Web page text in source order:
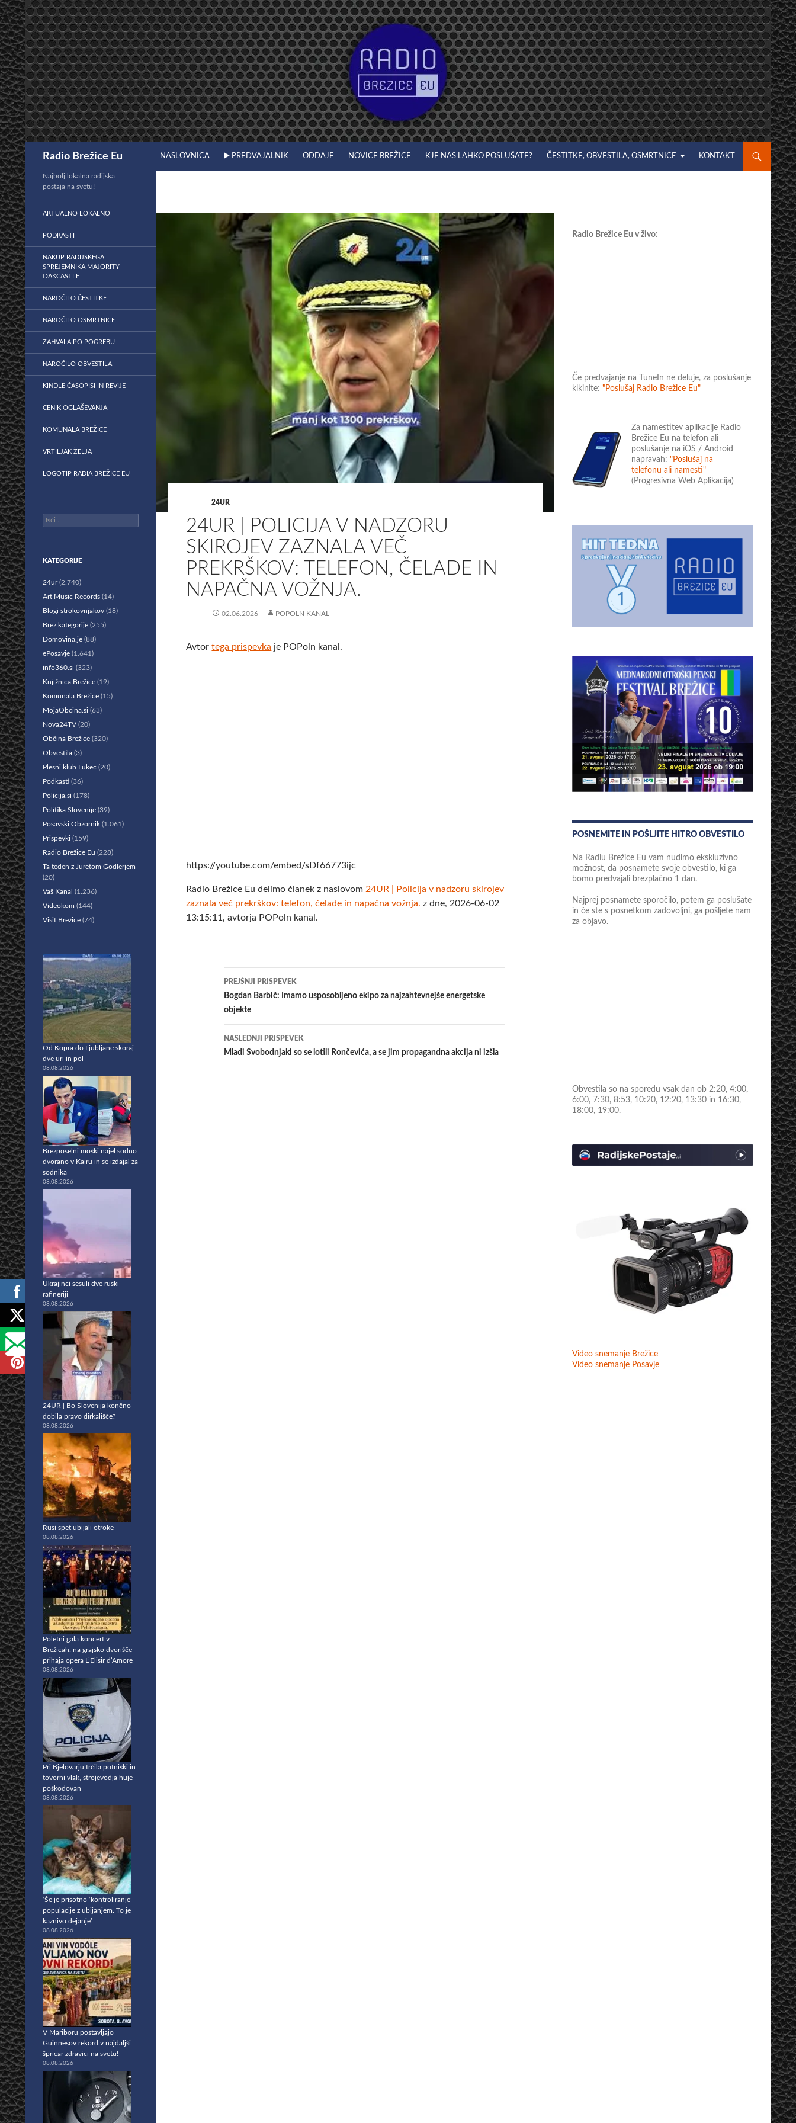
Preskoči
na
vsebino
Radio Brežice Eu NASLOVNICA ▶️ PREDVAJALNIK ODDAJE NOVICE BREŽICE KJE NAS LAHKO POSLUŠATE? ČESTITKE, OBVESTILA, OSMRTNICE KONTAKT
24UR
24UR | POLICIJA V NADZORU
SKIROJEV ZAZNALA VEČ
PREKRŠKOV: TELEFON, ČELADE IN
NAPAČNA VOŽNJA.
02.06.2026 POPOLN KANAL
Avtortega prispevka je POPoln kanal.
https://youtube.com/embed/sDf66773ijc
Radio Brežice Eu delimo članek z naslovom24UR | Policija v nadzoru skirojev
zaznala več prekrškov: telefon, čelade in napačna vožnja. z dne, 2026-06-02
13:15:11, avtorja POPoln kanal.
Krmarjenje
po
prispevkih
PREJŠNJI PRISPEVEK
Bogdan Barbič: Imamo usposobljeno ekipo za najzahtevnejše energetske
objekte
NASLEDNJI PRISPEVEK
Mladi Svobodnjaki so se lotili Rončevića, a se jim propagandna akcija ni izšla
Radio Brežice Eu v živo:
Če predvajanje na TuneIn ne deluje, za poslušanje
klkinite: "Poslušaj Radio Brežice Eu"
Za namestitev aplikacije Radio
Brežice Eu na telefon ali
poslušanje na iOS / Android
napravah: "Poslušaj na
telefonu ali namesti"
(Progresivna Web Aplikacija)
POSNEMITE IN POŠLJITE HITRO OBVESTILO
Na Radiu Brežice Eu vam nudimo ekskluzivno
možnost, da posnamete svoje obvestilo, ki ga
bomo predvajali brezplačno 1 dan.
Najprej posnamete sporočilo, potem ga poslušate
in če ste s posnetkom zadovoljni, ga pošljete nam
za objavo.
Obvestila so na sporedu vsak dan ob 2:20, 4:00,
6:00, 7:30, 8:53, 10:20, 12:20, 13:30 in 16:30,
18:00, 19:00.
Video snemanje Brežice
Video snemanje Posavje
Najbolj lokalna radijska
postaja na svetu!
AKTUALNO LOKALNO
PODKASTI
NAKUP RADIJSKEGA
SPREJEMNIKA MAJORITY
OAKCASTLE
NAROČILO ČESTITKE
NAROČILO OSMRTNICE
ZAHVALA PO POGREBU
NAROČILO OBVESTILA
KINDLE ČASOPISI IN REVIJE
CENIK OGLAŠEVANJA
KOMUNALA BREŽICE
VRTILJAK ŽELJA
LOGOTIP RADIA BREŽICE EU
Išči:
KATEGORIJE
24ur(2.740)
Art Music Records (14)
Blogi strokovnjakov (18)
Brez kategorije (255)
Domovina.je (88)
ePosavje (1.641)
info360.si (323)
Knjižnica Brežice (19)
Komunala Brežice (15)
MojaObcina.si (63)
Nova24TV (20)
Občina Brežice (320)
Obvestila (3)
Plesni klub Lukec (20)
Podkasti (36)
Policija.si (178)
Politika Slovenije (39)
Posavski Obzornik (1.061)
Prispevki (159)
Radio Brežice Eu (228)
Ta teden z Juretom Godlerjem
(20)
Vaš Kanal (1.236)
Videokom (144)
Visit Brežice (74)
Od Kopra do Ljubljane skoraj
dve uri in pol
08.08.2026
Brezposelni moški najel sodno
dvorano v Kairu in se izdajal za
sodnika
08.08.2026
Ukrajinci sesuli dve ruski
rafineriji
08.08.2026
24UR | Bo Slovenija končno
dobila pravo dirkališče?
08.08.2026
Rusi spet ubijali otroke
08.08.2026
Poletni gala koncert v
Brežicah: na grajsko dvorišče
prihaja opera L’Elisir d’Amore
08.08.2026
Pri Bjelovarju trčila potniški in
tovorni vlak, strojevodja huje
poškodovan
08.08.2026
‘Še je prisotno ‘kontroliranje’
populacije z ubijanjem. To je
kaznivo dejanje’
08.08.2026
V Mariboru postavljajo
Guinnesov rekord v najdaljši
špricar zdravici na svetu!
08.08.2026